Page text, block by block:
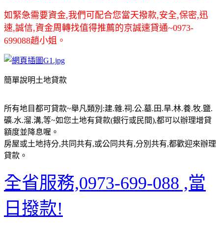
如緊急需要資金,我們可配合您當天撥款,安全,保密,迅
速,誠信,資金周轉找值得推薦的京誠速貸通~0973-
699088趙小姐。
簡單說明土地貸款
所有地目都可貸款~舉凡類別:建.雜.祠.公.墓.田.旱.林.養.牧.鹽.
礦.水.溜.溝,等~如您土地有貸款(銀行或民間),都可以辦理增貸
額度並降息喔。
房屋或土地持分,共同共有,或公同共有,分別共有,都歡迎來辦理
貸款。
全省服務,0973-699-088 ,當
日撥款!